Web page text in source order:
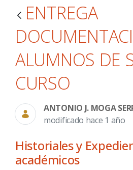
ENTREGA
ALUMNOS DE
CURSO
ANTONIO J. MOGA
modificado hace 1 año
Historiales y
académicos